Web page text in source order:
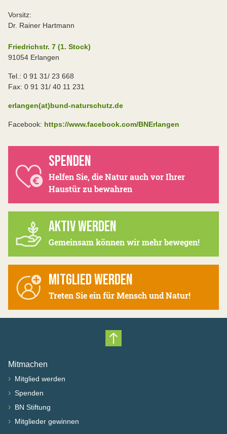
Vorsitz:
Dr. Rainer Hartmann
Friedrichstr. 7 (1. Stock)
91054 Erlangen
Tel.: 0 91 31/ 23 668
Fax: 0 91 31/ 40 11 231
erlangen(at)bund-naturschutz.de
Facebook: https://www.facebook.com/BNErlangen
SPENDEN
Helfen Sie, die Natur auch vor Ihrer
Haustür zu bewahren
AKTIV WERDEN
Gemeinsam können wir mehr bewegen!
MITGLIED WERDEN
Treten Sie ein für Mensch und Natur!
Nach oben scrollen
Mitmachen
› Mitglied werden
› Spenden
› BN Stiftung
› Mitglieder gewinnen